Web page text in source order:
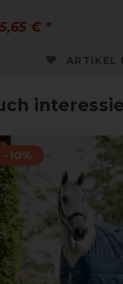
€ *
ARTIKEL
-10%